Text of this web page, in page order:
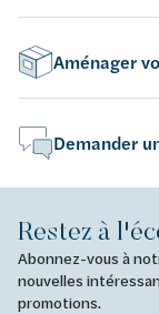
Aménager
Demander
Restez à
Abonnez-vous à
nouvelles
promotions.